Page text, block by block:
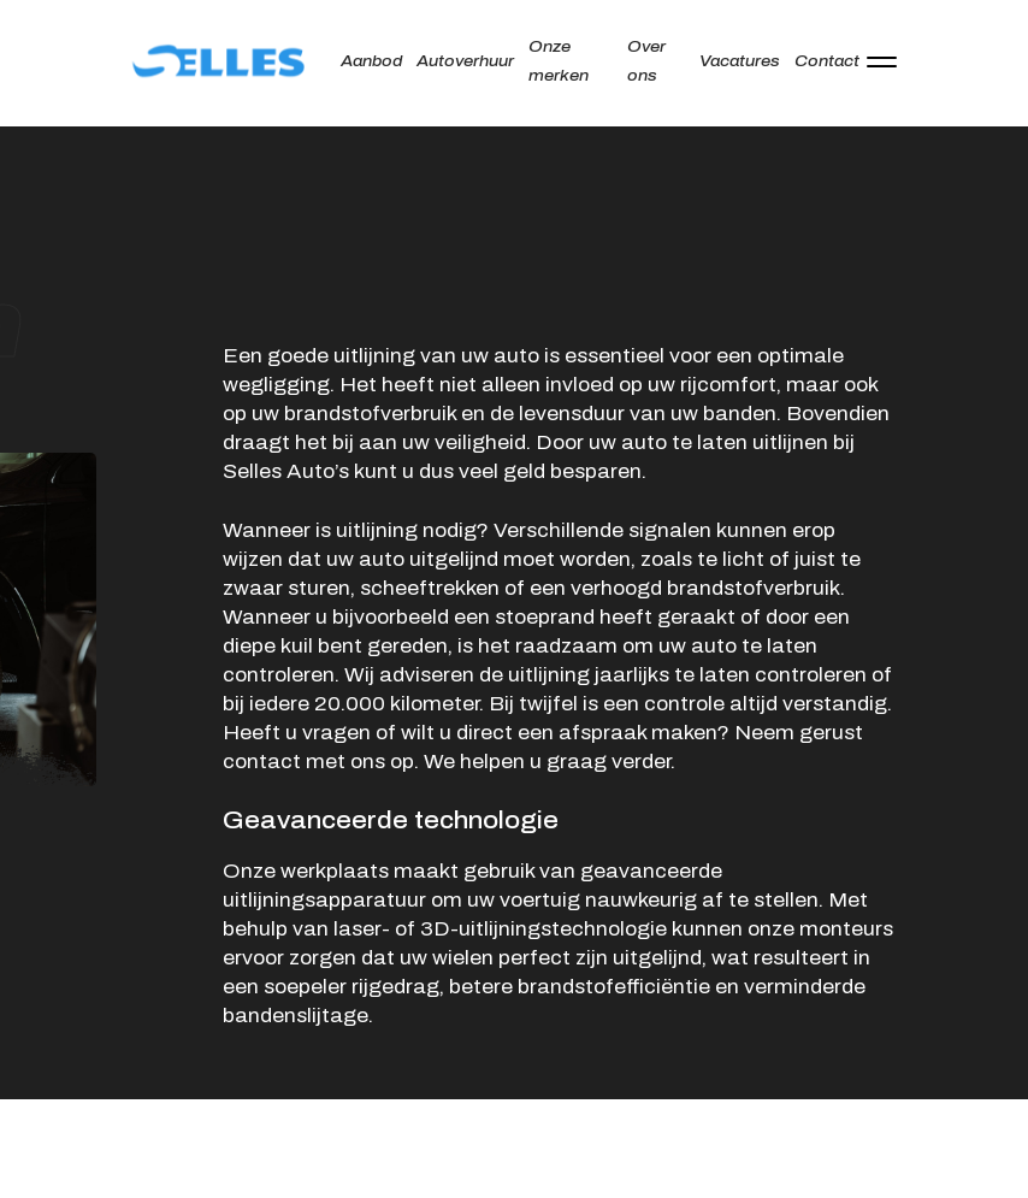
Aanbod Autoverhuur
Onze
merken
Over
ons
Vacatures Contact
Onze merken
Diensten
Werkplaats
Verkocht
Vacatures
Contact
Openingstijden showroom
Ma -
Vr
9:00 - 18:00
Za
9:00 - 17:00
Zo
Openingstijden werkplaats
Ma -
Vr
8:00 - 12:15 en
13:15 - 17:00
Za
Gesloten
Zo
Gesloten
Een goede uitlijning van uw auto is essentieel voor een optimale
wegligging. Het heeft niet alleen invloed op uw rijcomfort, maar ook
op uw brandstofverbruik en de levensduur van uw banden. Bovendien
draagt het bij aan uw veiligheid. Door uw auto te laten uitlijnen bij
Selles Auto’s kunt u dus veel geld besparen.
Wanneer is uitlijning nodig? Verschillende signalen kunnen erop
wijzen dat uw auto uitgelijnd moet worden, zoals te licht of juist te
zwaar sturen, scheeftrekken of een verhoogd brandstofverbruik.
Wanneer u bijvoorbeeld een stoeprand heeft geraakt of door een
diepe kuil bent gereden, is het raadzaam om uw auto te laten
controleren. Wij adviseren de uitlijning jaarlijks te laten controleren of
bij iedere 20.000 kilometer. Bij twijfel is een controle altijd verstandig.
Heeft u vragen of wilt u direct een afspraak maken? Neem gerust
contact met ons op. We helpen u graag verder.
Geavanceerde technologie
Onze werkplaats maakt gebruik van geavanceerde
uitlijningsapparatuur om uw voertuig nauwkeurig af te stellen. Met
behulp van laser- of 3D-uitlijningstechnologie kunnen onze monteurs
ervoor zorgen dat uw wielen perfect zijn uitgelijnd, wat resulteert in
een soepeler rijgedrag, betere brandstofefficiëntie en verminderde
bandenslijtage.